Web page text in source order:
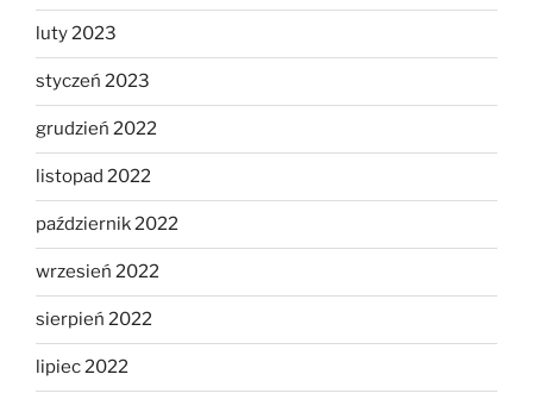
luty 2023
styczeń 2023
grudzień 2022
listopad 2022
październik 2022
wrzesień 2022
sierpień 2022
lipiec 2022